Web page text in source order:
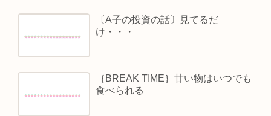
〔A子の投資の話〕見てるだ
け・・・
｛BREAK TIME｝甘い物はいつでも
食べられる